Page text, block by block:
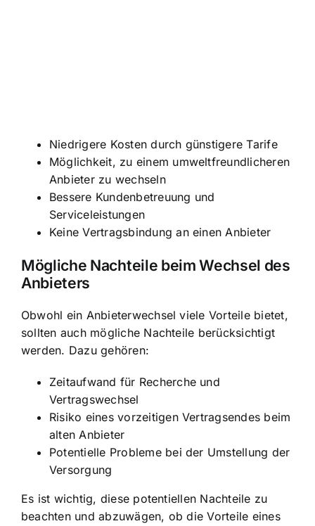
Niedrigere Kosten durch günstigere Tarife
Möglichkeit, zu einem umweltfreundlicheren
Anbieter zu wechseln
Bessere Kundenbetreuung und
Serviceleistungen
Keine Vertragsbindung an einen Anbieter
Mögliche Nachteile beim Wechsel des
Anbieters
Obwohl ein Anbieterwechsel viele Vorteile bietet,
sollten auch mögliche Nachteile berücksichtigt
werden. Dazu gehören:
Zeitaufwand für Recherche und
Vertragswechsel
Risiko eines vorzeitigen Vertragsendes beim
alten Anbieter
Potentielle Probleme bei der Umstellung der
Versorgung
Es ist wichtig, diese potentiellen Nachteile zu
beachten und abzuwägen, ob die Vorteile eines